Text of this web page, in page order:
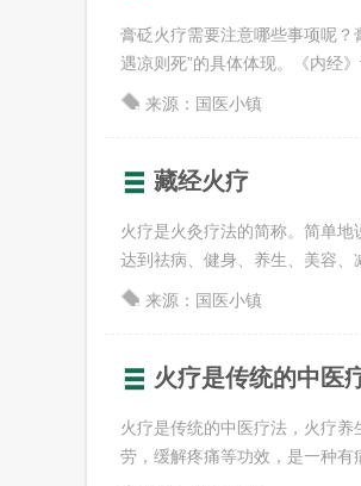
膏砭火疗需要注意哪些事项呢？
遇凉则死”的具体体现。《内经
来源：国医小镇
藏经火疗
火疗是火灸疗法的简称。简单
达到祛病、健身、养生、美容、
来源：国医小镇
火疗是传统的中医
火疗是传统的中医疗法，火疗
劳，缓解疼痛等功效，是一种有